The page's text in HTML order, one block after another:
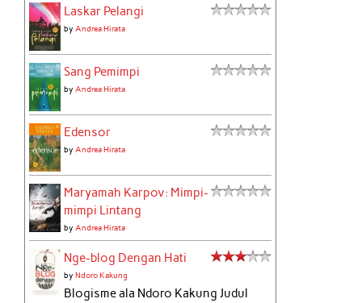
Laskar Pelangi
byAndrea Hirata
Sang Pemimpi
byAndrea Hirata
Edensor
byAndrea Hirata
Maryamah Karpov: Mimpi-
mimpi Lintang
byAndrea Hirata
Nge-blog Dengan Hati
byNdoro Kakung
Blogisme ala Ndoro Kakung Judul